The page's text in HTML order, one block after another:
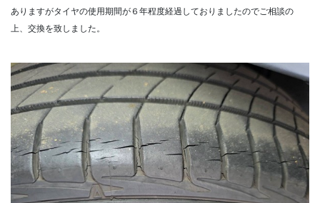
ありますがタイヤの使用期間が６年程度経過しておりましたのでご相談の
上、交換を致しました。